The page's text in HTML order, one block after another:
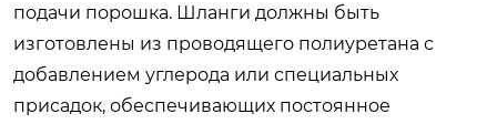
подачи порошка. Шланги должны быть
изготовлены из проводящего полиуретана с
добавлением углерода или специальных
присадок, обеспечивающих постоянное